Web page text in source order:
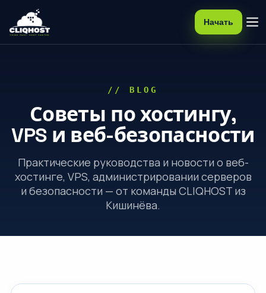
Начать
// BLOG
Советы по хостингу,
VPS и веб-безопасности
Практические руководства и новости о веб-
хостинге, VPS, администрировании серверов
и безопасности — от команды CLIQHOST из
Кишинёва.